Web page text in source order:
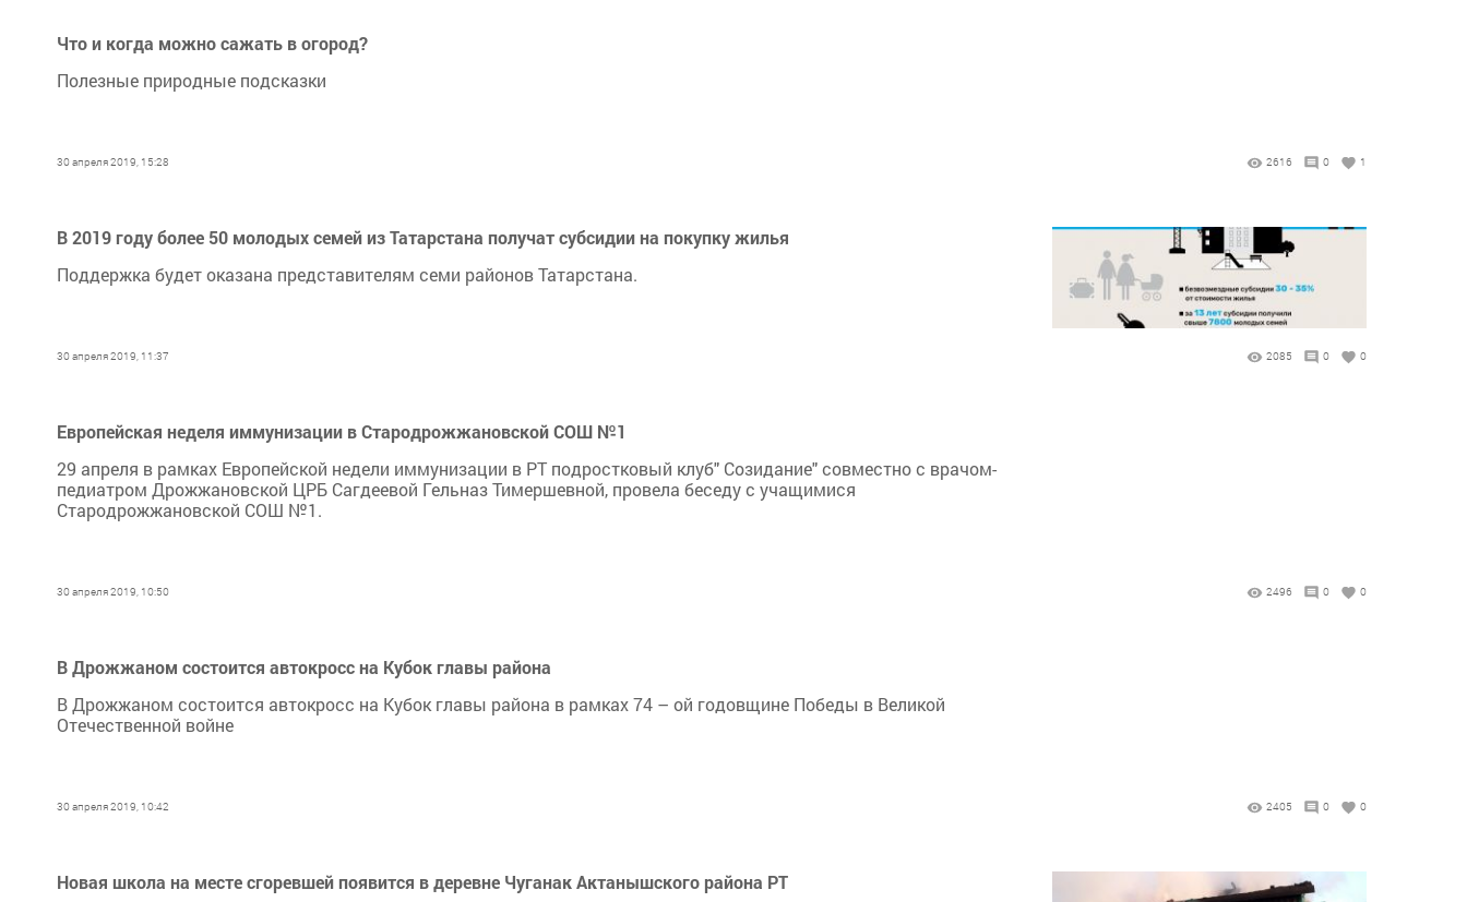
Что и когда можно сажать в огород?
Полезные природные подсказки
30 апреля 2019, 15:28 2616 0 1
В 2019 году более 50 молодых семей из Татарстана получат субсидии на покупку жилья
Поддержка будет оказана представителям семи районов Татарстана.
30 апреля 2019, 11:37 2085 0 0
Европейская неделя иммунизации в Стародрожжановской СОШ №1
29 апреля в рамках Европейской недели иммунизации в РТ подростковый клуб" Созидание" совместно с врачом-
педиатром Дрожжановской ЦРБ Сагдеевой Гельназ Тимершевной, провела беседу с учащимися
Стародрожжановской СОШ №1.
30 апреля 2019, 10:50 2496 0 0
В Дрожжаном состоится автокросс на Кубок главы района
В Дрожжаном состоится автокросс на Кубок главы района в рамках 74 – ой годовщине Победы в Великой
Отечественной войне
30 апреля 2019, 10:42 2405 0 0
Новая школа на месте сгоревшей появится в деревне Чуганак Актанышского района РТ